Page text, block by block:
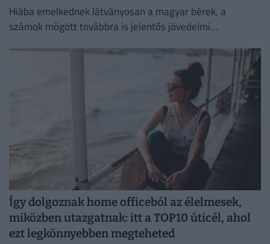
Hiába emelkednek látványosan a magyar bérek, a
számok mögött továbbra is jelentős jövedelmi
Így dolgoznak home officeból az élelmesek,
miközben utazgatnak: itt a TOP10 úticél, ahol
ezt legkönnyebben megteheted